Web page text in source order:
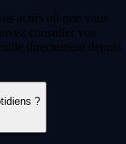
actifs où que vous
consulter vos
directement depuis
?